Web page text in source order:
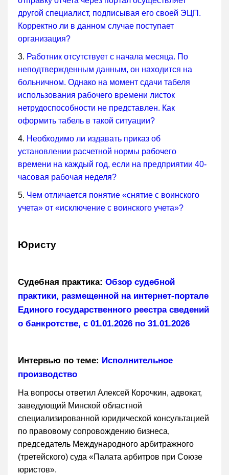
другой специалист, подписывая его своей ЭЦП.
Корректно ли в данном случае поступает
организация?
3. Работник отсутствует с начала месяца. По
неподтвержденным данным, он находится на
больничном. Однако на момент сдачи табеля
использования рабочего времени листок
нетрудоспособности не представлен. Как
оформить табель в такой ситуации?
4. Необходимо ли издавать приказ об
установлении расчетной нормы рабочего
времени на каждый год, если на предприятии 40-
часовая рабочая неделя?
5. Чем отличается понятие «снятие с воинского
учета» от «исключение с воинского учета»?
Юристу
Судебная практика: Обзор судебной
практики, размещенной на интернет-портале
Единого государственного реестра сведений
о банкротстве, с 01.01.2026 по 31.01.2026
Интервью по теме: Исполнительное
производство
На вопросы ответил Алексей Корочкин, адвокат,
заведующий Минской областной
специализированной юридической консультацией
по правовому сопровождению бизнеса,
председатель Международного арбитражного
(третейского) суда «Палата арбитров при Союзе
юристов».